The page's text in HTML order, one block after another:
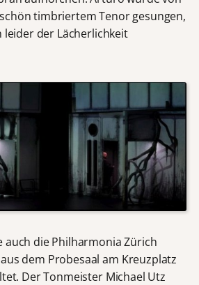
timbriertem Tenor gesungen,
leider der Lächerlichkeit
auch die Philharmonia Zürich
dem Probesaal am Kreuzplatz
Der Tonmeister Michael Utz